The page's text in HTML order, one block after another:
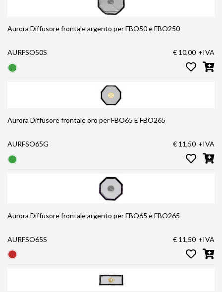
Aurora Diffusore frontale argento per FBO50 e FBO250
AURFSO50S € 10,00 +IVA
Aurora Diffusore frontale oro per FBO65 E FBO265
AURFSO65G € 11,50 +IVA
Aurora Diffusore frontale argento per FBO65 e FBO265
AURFSO65S € 11,50 +IVA